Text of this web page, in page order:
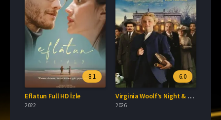
8.1
Eflatun Full HD İzle
2022
6.0
Virginia Woolf’s Night & Day Full HD İzle
2026